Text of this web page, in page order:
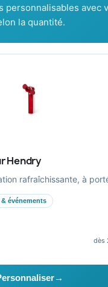
personnalisables avec
la quantité.
Hendry
rafraîchissante, à
événements
dès
→
:
pour
Pro
et facturation Chorus